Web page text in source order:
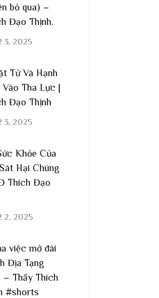
bỏ qua) –
Đạo Thịnh.
3, 2025
Tử Và Hạnh
Vào Tha Lực |
Đạo Thịnh
3, 2025
Khỏe Của
Hại Chúng
Thích Đạo
2, 2025
việc mở đài
Địa Tạng
– Thầy Thích
#shorts